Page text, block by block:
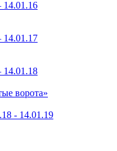
14.01.16
14.01.17
14.01.18
ворота»
- 14.01.19